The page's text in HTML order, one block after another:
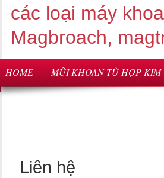
các loại máy
Magbroach,
HOME MŨI KHOAN TỪ HỢP KIM
Liên hệ